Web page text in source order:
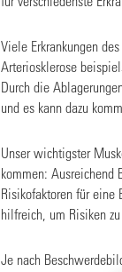
Viele Erkrankungen
Arteriosklerose
Durch die
und es kann dazu
Unser wichtigster
kommen: Ausreichend
Risikofaktoren für eine
hilfreich, um Risiken zu
Je nach